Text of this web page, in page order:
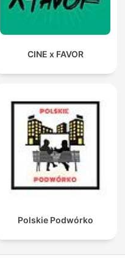
CINE x FAVOR
Polskie Podwórko